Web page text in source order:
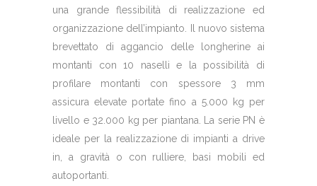
una grande flessibilità di realizzazione ed
organizzazione dell’impianto. Il nuovo sistema
brevettato di aggancio delle longherine ai
montanti con 10 naselli e la possibilità di
profilare montanti con spessore 3 mm
assicura elevate portate fino a 5.000 kg per
livello e 32.000 kg per piantana. La serie PN è
ideale per la realizzazione di impianti a drive
in, a gravità o con rulliere, basi mobili ed
autoportanti.